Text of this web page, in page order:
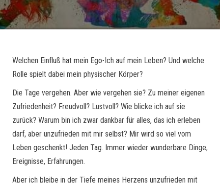
Welchen Einfluß hat mein Ego-Ich auf mein Leben? Und welche
Rolle spielt dabei mein physischer Körper?
Die Tage vergehen. Aber wie vergehen sie? Zu meiner eigenen
Zufriedenheit? Freudvoll? Lustvoll? Wie blicke ich auf sie
zurück? Warum bin ich zwar dankbar für alles, das ich erleben
darf, aber unzufrieden mit mir selbst? Mir wird so viel vom
Leben geschenkt! Jeden Tag. Immer wieder wunderbare Dinge,
Ereignisse, Erfahrungen.
Aber ich bleibe in der Tiefe meines Herzens unzufrieden mit